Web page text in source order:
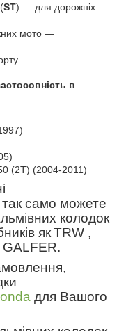
ST) ― для дорожніх
мото ―
в
(2T) (2004-2011)
само можете
колодок
якTRW ,
для Вашого